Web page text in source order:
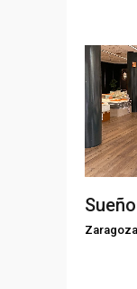
Zaragoza